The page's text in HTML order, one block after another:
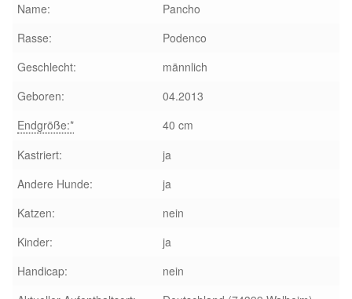
Name:
Pancho
Rasse:
Podenco
Geschlecht:
männlich
Geboren:
04.2013
Endgröße:*
40 cm
Kastriert:
ja
Andere Hunde:
ja
Katzen:
nein
Kinder:
ja
Handicap:
nein